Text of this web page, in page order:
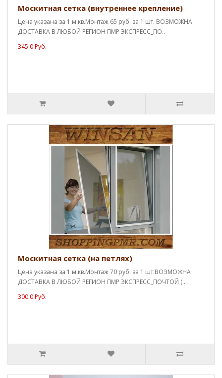
Москитная сетка (внутреннее крепление)
Цена указана за 1 м.кв.Монтаж 65 руб. за 1 шт. ВОЗМОЖНА
ДОСТАВКА В ЛЮБОЙ РЕГИОН ПМР ЭКСПРЕСС_ПО..
345.0 Руб.
Москитная сетка (на петлях)
Цена указана за 1 м.кв.Монтаж 70 руб. за 1 шт.ВОЗМОЖНА
ДОСТАВКА В ЛЮБОЙ РЕГИОН ПМР ЭКСПРЕСС_ПОЧТОЙ (..
300.0 Руб.